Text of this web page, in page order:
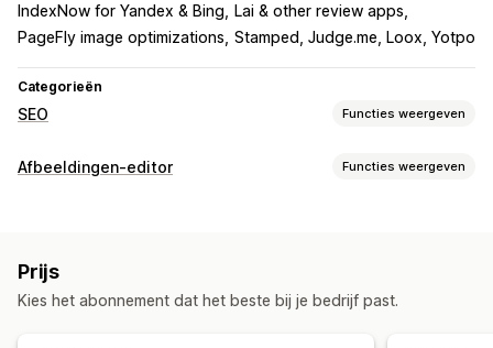
IndexNow for Yandex & Bing
Lai & other review apps
PageFly image optimizations Stamped, Judge.me, Loox, Yotpo
Categorieën
SEO Functies weergeven
SEO-tools
404-pagina's
Rich snippets
JSON-LD Schema's Scripts
Bulkbewerking
Afbeeldingen-editor Functies weergeven
Kwaliteitscontrole
Prijs
Kies het abonnement dat het beste bij je bedrijf past.